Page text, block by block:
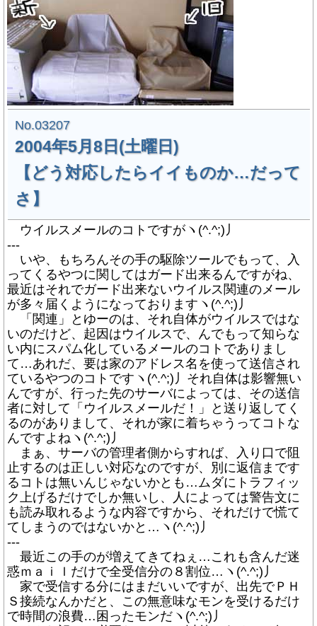
No.03207
2004年5月8日(土曜日)
【どう対応したらイイものか…だって
さ】
ウイルスメールのコトですがヽ(^.^;)丿
---
いや、もちろんその手の駆除ツールでもって、入
ってくるやつに関してはガード出来るんですがね、
最近はそれでガード出来ないウイルス関連のメール
が多々届くようになっておりますヽ(^.^;)丿
「関連」とゆーのは、それ自体がウイルスではな
いのだけど、起因はウイルスで、んでもって知らな
い内にスパム化しているメールのコトでありまし
て…あれだ、要は家のアドレス名を使って送信され
ているやつのコトですヽ(^.^;)丿それ自体は影響無い
んですが、行った先のサーバによっては、その送信
者に対して「ウイルスメールだ！」と送り返してく
るのがありまして、それが家に着ちゃうってコトな
んですよねヽ(^.^;)丿
まぁ、サーバの管理者側からすれば、入り口で阻
止するのは正しい対応なのですが、別に返信まです
るコトは無いんじゃないかとも…ムダにトラフィッ
ク上げるだけでしか無いし、人によっては警告文に
も読み取れるような内容ですから、それだけで慌て
てしまうのではないかと…ヽ(^.^;)丿
---
最近この手のが増えてきてねぇ…これも含んだ迷
惑ｍａｉｌだけで全受信分の８割位…ヽ(^.^;)丿
家で受信する分にはまだいいですが、出先でＰＨ
Ｓ接続なんかだと、この無意味なモンを受けるだけ
で時間の浪費…困ったモンだヽ(^.^;)丿